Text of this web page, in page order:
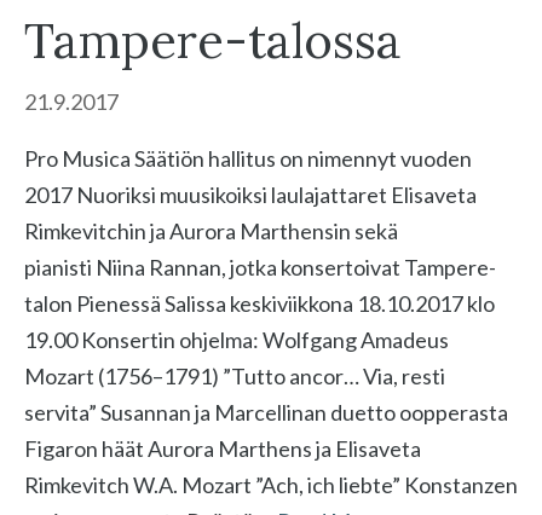
Tampere-talossa
21.9.2017
Pro Musica Säätiön hallitus on nimennyt vuoden
2017 Nuoriksi muusikoiksi laulajattaret Elisaveta
Rimkevitchin ja Aurora Marthensin sekä
pianisti Niina Rannan, jotka konsertoivat Tampere-
talon Pienessä Salissa keskiviikkona 18.10.2017 klo
19.00 Konsertin ohjelma: Wolfgang Amadeus
Mozart (1756–1791) ”Tutto ancor… Via, resti
servita” Susannan ja Marcellinan duetto oopperasta
Figaron häät Aurora Marthens ja Elisaveta
Rimkevitch W.A. Mozart ”Ach, ich liebte” Konstanzen